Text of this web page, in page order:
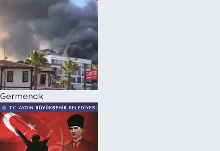
Germencik